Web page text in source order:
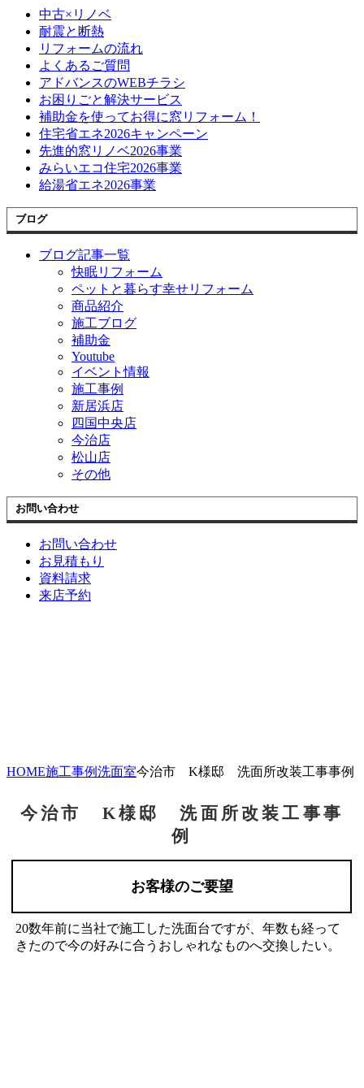
中古×リノベ
耐震と断熱
リフォームの流れ
よくあるご質問
アドバンスのWEBチラシ
お困りごと解決サービス
補助金を使ってお得に窓リフォーム！
住宅省エネ2026キャンペーン
先進的窓リノベ2026事業
みらいエコ住宅2026事業
給湯省エネ2026事業
ブログ
ブログ記事一覧
快眠リフォーム
ペットと暮らす幸せリフォーム
商品紹介
施工ブログ
補助金
Youtube
イベント情報
施工事例
新居浜店
四国中央店
今治店
松山店
その他
お問い合わせ
お問い合わせ
お見積もり
資料請求
来店予約
HOME施工事例洗面室今治市 K様邸 洗面所改装工事事例
今治市 K様邸 洗面所改装工事事
例
お客様のご要望
20数年前に当社で施工した洗面台ですが、年数も経って
きたので今の好みに合うおしゃれなものへ交換したい。